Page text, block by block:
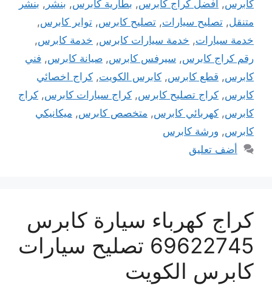
كابرس, افضل كراج كابرس, بطارية كابرس, بنشر , بنشر
متنقل, تصليح سيارات, تصليح كابرس, تواير كابرس,
خدمة سيارات, خدمة سيارات كابرس, خدمة كابرس,
رقم كراج كابرس, سيرفس كابرس, صيانة كابرس, فني
كابرس, قطع كابرس, كابرس الكويت, كراج اخصائي
كابرس, كراج تصليح كابرس, كراج سيارات كابرس, كراج
كابرس, كهربائي كابرس, متخصص كابرس, ميكانيكي
كابرس, ورشة كابرس
أضف تعليق
كراج كهرباء سيارة كابرس
69622745 تصليح سيارات
كابرس الكويت